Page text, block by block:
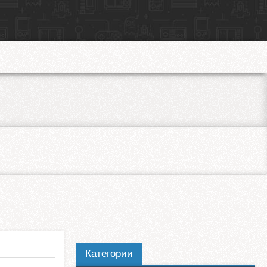
Категории